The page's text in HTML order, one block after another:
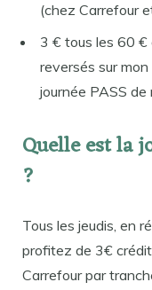
(chez Carrefour
3 € tous les 60 €
reversés sur
journée PASS
Quelle est la
?
Tous les jeudis, en
profitez de 3€
Carrefour par